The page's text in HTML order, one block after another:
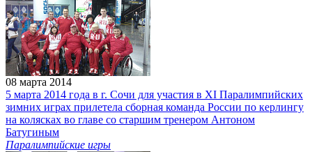
08 марта 2014
5 марта 2014 года в г. Сочи для участия в XI Паралимпийских
зимних играх прилетела сборная команда России по керлингу
на колясках во главе со старшим тренером Антоном
Батугиным
Паралимпийские игры